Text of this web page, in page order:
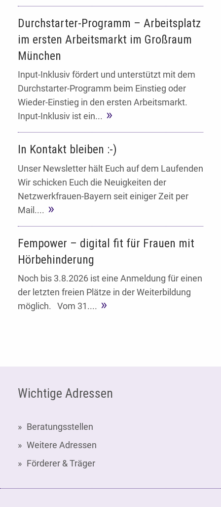
Durchstarter-Programm – Arbeitsplatz
im ersten Arbeitsmarkt im Großraum
München
Input-Inklusiv fördert und unterstützt mit dem
Durchstarter-Programm beim Einstieg oder
Wieder-Einstieg in den ersten Arbeitsmarkt.
Input-Inklusiv ist ein...
In Kontakt bleiben :-)
Unser Newsletter hält Euch auf dem Laufenden
Wir schicken Euch die Neuigkeiten der
Netzwerkfrauen-Bayern seit einiger Zeit per
Mail....
Fempower – digital fit für Frauen mit
Hörbehinderung
Noch bis 3.8.2026 ist eine Anmeldung für einen
der letzten freien Plätze in der Weiterbildung
möglich. Vom 31....
Wichtige Adressen
Beratungsstellen
Weitere Adressen
Förderer & Träger